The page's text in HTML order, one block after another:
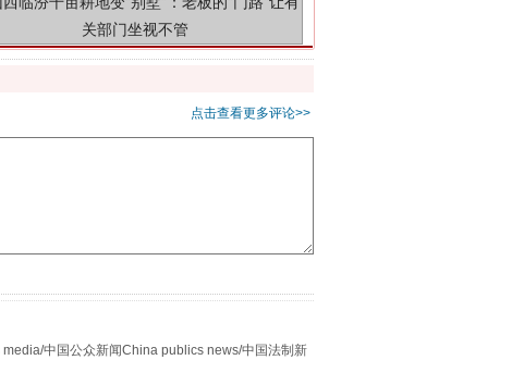
点击查看更多评论>>
中国公众新闻China publics news/中国法制新